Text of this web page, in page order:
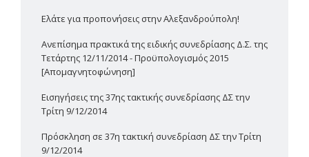
Ελάτε για προπονήσεις στην Αλεξανδρούπολη!
Ανεπίσημα πρακτικά της ειδικής συνεδρίασης Δ.Σ. της
Τετάρτης 12/11/2014 - Προϋπολογισμός 2015
[Απομαγνητοφώνηση]
Εισηγήσεις της 37ης τακτικής συνεδρίασης ΔΣ την
Τρίτη 9/12/2014
Πρόσκληση σε 37η τακτική συνεδρίαση ΔΣ την Τρίτη
9/12/2014